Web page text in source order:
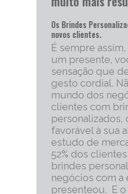
Os Brindes
novos clientes.
É sempre
um presente,
sensação que
gesto cordial.
mundo dos
clientes com
personalizados,
favorável à sua
estudo de
52% dos
brindes
negócios com a
presenteou. E o